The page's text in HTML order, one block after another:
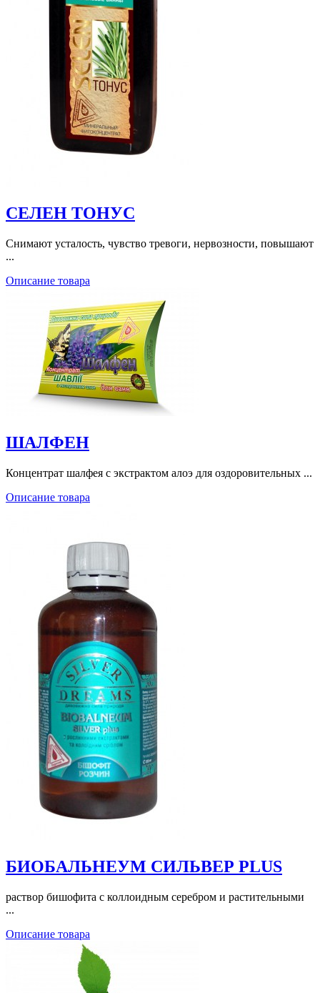
СЕЛЕН ТОНУС
Снимают усталость, чувство тревоги, нервозности, повышают
...
Описание товара
ШАЛФЕН
Концентрат шалфея с экстрактом алоэ для оздоровительных ...
Описание товара
БИОБАЛЬНЕУМ СИЛЬВЕР PLUS
раствор бишофита с коллоидным серебром и растительными
...
Описание товара